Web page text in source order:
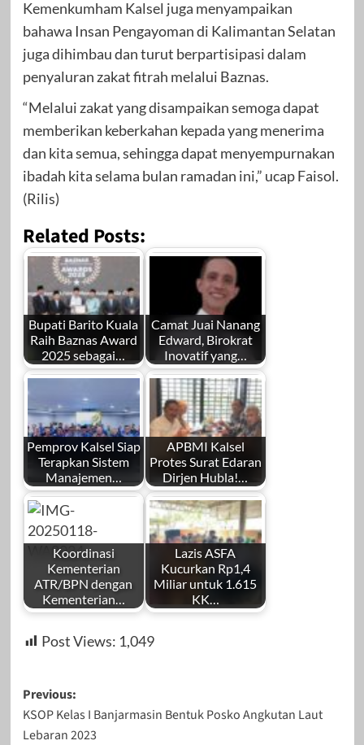
Kemenkumham Kalsel juga menyampaikan
bahawa Insan Pengayoman di Kalimantan Selatan
juga dihimbau dan turut berpartisipasi dalam
penyaluran zakat fitrah melalui Baznas.
“Melalui zakat yang disampaikan semoga dapat
memberikan keberkahan kepada yang menerima
dan kita semua, sehingga dapat menyempurnakan
ibadah kita selama bulan ramadan ini,” ucap Faisol.
(Rilis)
Related Posts:
Bupati Barito Kuala
Raih Baznas Award
2025 sebagai…
Camat Juai Nanang
Edward, Birokrat
Inovatif yang…
Pemprov Kalsel Siap
Terapkan Sistem
Manajemen…
APBMI Kalsel
Protes Surat Edaran
Dirjen Hubla!…
Koordinasi
Kementerian
ATR/BPN dengan
Kementerian…
Lazis ASFA
Kucurkan Rp1,4
Miliar untuk 1.615
KK…
Post Views: 1,049
Post
navigation
Previous:
KSOP Kelas I Banjarmasin Bentuk Posko Angkutan Laut
Lebaran 2023